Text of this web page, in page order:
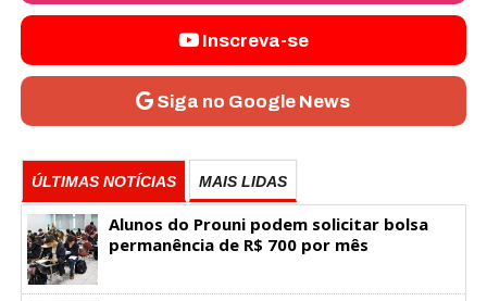
Inscreva-se
Siga no Google News
ÚLTIMAS NOTÍCIAS MAIS LIDAS
Alunos do Prouni podem solicitar bolsa
permanência de R$ 700 por mês